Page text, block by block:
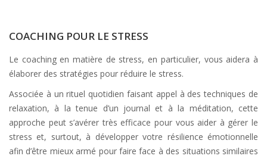
COACHING POUR LE STRESS
Le coaching en matière de stress, en particulier, vous aidera à
élaborer des stratégies pour réduire le stress.
Associée à un rituel quotidien faisant appel à des techniques de
relaxation, à la tenue d’un journal et à la méditation, cette
approche peut s’avérer très efficace pour vous aider à gérer le
stress et, surtout, à développer votre résilience émotionnelle
afin d’être mieux armé pour faire face à des situations similaires